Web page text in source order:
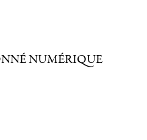
NUMÉRIQUE